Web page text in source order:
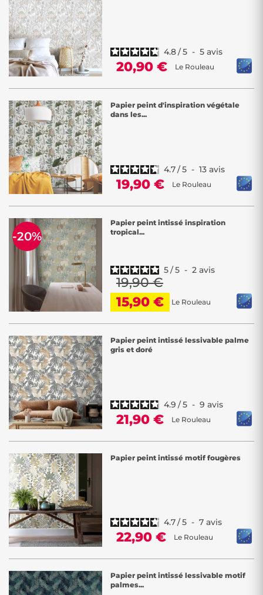
4.8/5 - 5 avis
20,90 € Le Rouleau
Papier peint d'inspiration végétale
dans les...
4.7/5 - 13 avis
19,90 € Le Rouleau
Papier peint intissé inspiration
tropical...
5/5 - 2 avis
19,90 €
15,90 €
Le Rouleau
-20%
Papier peint intissé lessivable palme
gris et doré
4.9 /5 - 9 avis
21,90 € Le Rouleau
Papier peint intissé motif fougères
4.7/5 - 7 avis
22,90 € Le Rouleau
Papier peint intissé lessivable motif
palmes...